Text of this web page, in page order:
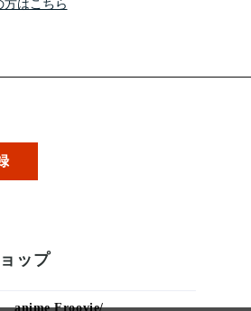
はこちら
ップ
anime Froovie/